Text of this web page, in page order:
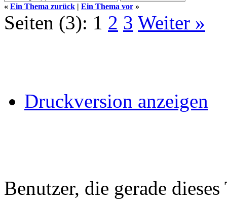
« Ein Thema zurück | Ein Thema vor »
Seiten (3): 1 2 3 Weiter »
Druckversion anzeigen
Benutzer, die gerade